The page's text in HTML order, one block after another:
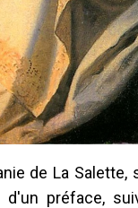
de La Salette,
d'un préface,